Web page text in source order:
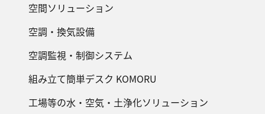
空間ソリューション
空調・換気設備
空調監視・制御システム
組み立て簡単デスク KOMORU
工場等の水・空気・土浄化ソリューション